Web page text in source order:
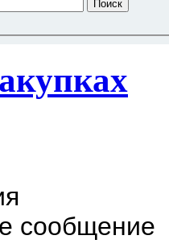
сообщение